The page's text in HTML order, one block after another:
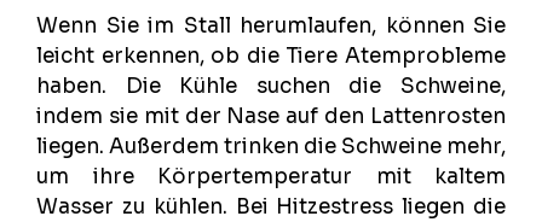
Wenn Sie im Stall herumlaufen, können Sie
leicht erkennen, ob die Tiere Atemprobleme
haben. Die Kühle suchen die Schweine,
indem sie mit der Nase auf den Lattenrosten
liegen. Außerdem trinken die Schweine mehr,
um ihre Körpertemperatur mit kaltem
Wasser zu kühlen. Bei Hitzestress liegen die